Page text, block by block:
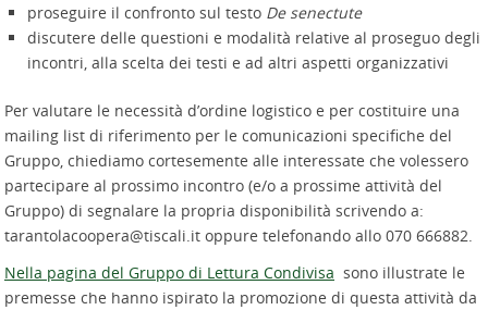
proseguire il confronto sul testo De senectute
discutere delle questioni e modalità relative al proseguo degli
incontri, alla scelta dei testi e ad altri aspetti organizzativi
Per valutare le necessità d’ordine logistico e per costituire una
mailing list di riferimento per le comunicazioni specifiche del
Gruppo, chiediamo cortesemente alle interessate che volessero
partecipare al prossimo incontro (e/o a prossime attività del
Gruppo) di segnalare la propria disponibilità scrivendo a:
tarantolacoopera@tiscali.it oppure telefonando allo 070 666882.
Nella pagina del Gruppo di Lettura Condivisa sono illustrate le
premesse che hanno ispirato la promozione di questa attività da